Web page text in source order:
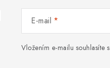
E-mail
Vložením e-mailu souhlasíte s